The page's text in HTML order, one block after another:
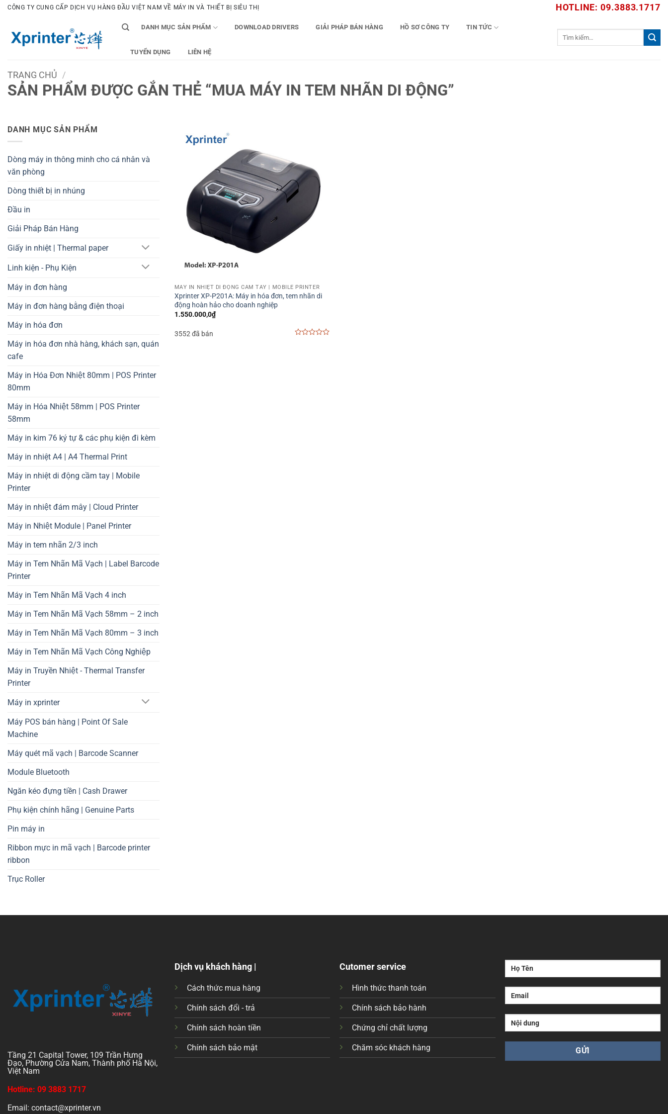
Bỏ
dung
CÔNG TY CUNG CẤP DỊCH VỤ HÀNG ĐẦU VIỆT NAM VỀ MÁY IN VÀ THIẾT BỊ SIÊU THỊ HOTLINE: 09.3883.1717
DANH MỤC SẢN PHẨM DOWNLOAD DRIVERS GIẢI PHÁP BÁN HÀNG HỒ SƠ CÔNG TY TIN TỨC
TUYỂN DỤNG LIÊN HỆ
TRANG CHỦ /
SẢN PHẨM ĐƯỢC GẮN THẺ “MUA MÁY IN TEM NHÃN DI ĐỘNG”
DANH MỤC SẢN PHẨM
Dòng máy in thông minh cho cá nhân và
văn phòng
Dòng thiết bị in nhúng
Đầu in
Giải Pháp Bán Hàng
Giấy in nhiệt | Thermal paper
Linh kiện - Phụ Kiện
Máy in đơn hàng
Máy in đơn hàng bằng điện thoại
Máy in hóa đơn
Máy in hóa đơn nhà hàng, khách sạn, quán
cafe
Máy in Hóa Đơn Nhiệt 80mm | POS Printer
80mm
Máy in Hóa Nhiệt 58mm | POS Printer
58mm
Máy in kim 76 ký tự & các phụ kiện đi kèm
Máy in nhiệt A4 | A4 Thermal Print
Máy in nhiệt di động cầm tay | Mobile
Printer
Máy in nhiệt đám mây | Cloud Printer
Máy in Nhiệt Module | Panel Printer
Máy in tem nhãn 2/3 inch
Máy in Tem Nhãn Mã Vạch | Label Barcode
Printer
Máy in Tem Nhãn Mã Vạch 4 inch
Máy in Tem Nhãn Mã Vạch 58mm – 2 inch
Máy in Tem Nhãn Mã Vạch 80mm – 3 inch
Máy in Tem Nhãn Mã Vạch Công Nghiệp
Máy in Truyền Nhiệt - Thermal Transfer
Printer
Máy in xprinter
Máy POS bán hàng | Point Of Sale
Machine
Máy quét mã vạch | Barcode Scanner
Module Bluetooth
Ngăn kéo đựng tiền | Cash Drawer
Phụ kiện chính hãng | Genuine Parts
Pin máy in
Ribbon mực in mã vạch | Barcode printer
ribbon
Trục Roller
MÁY IN NHIỆT DI ĐỘNG CẦM TAY | MOBILE PRINTER
Xprinter XP-P201A: Máy in hóa đơn, tem nhãn di
động hoàn hảo cho doanh nghiệp
1.550.000,0₫
3552 đã bán
Tầng 21 Capital Tower, 109 Trần Hưng
Đạo, Phường Cửa Nam, Thành phố Hà Nội,
Việt Nam
Hotline: 09 3883 1717
Email: contact@xprinter.vn
Dịch vụ khách hàng |
Cách thức mua hàng
Chính sách đổi - trả
Chính sách hoàn tiền
Chính sách bảo mật
Cutomer service
Hình thức thanh toán
Chính sách bảo hành
Chứng chỉ chất lượng
Chăm sóc khách hàng